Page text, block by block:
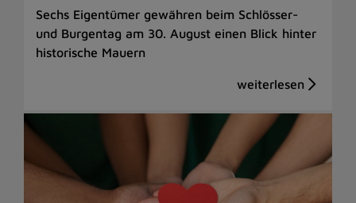
Sechs Eigentümer gewähren beim Schlösser-
und Burgentag am 30. August einen Blick hinter
historische Mauern